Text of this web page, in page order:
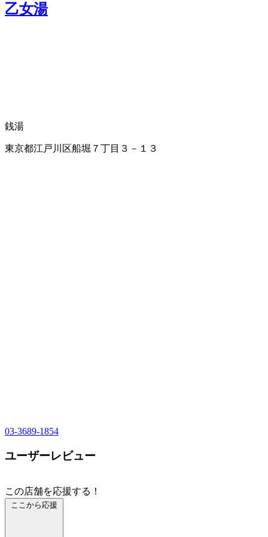
乙女湯
銭湯
東京都江戸川区船堀７丁目３－１３
03-3689-1854
ユーザーレビュー
この店舗を応援する！
ここから応援